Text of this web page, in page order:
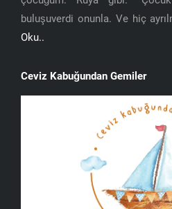
buluşuverdi onunla. Ve hiç
Oku..
Ceviz Kabuğundan Gemiler